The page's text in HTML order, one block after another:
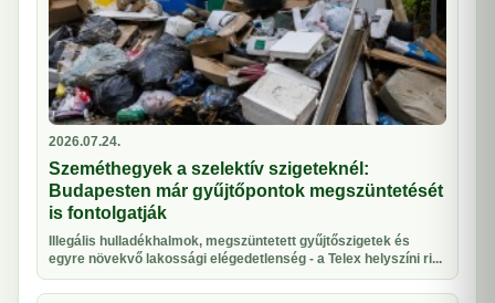
2026.07.24.
Szeméthegyek a szelektív szigeteknél:
Budapesten már gyűjtőpontok megszüntetését
is fontolgatják
Illegális hulladékhalmok, megszüntetett gyűjtőszigetek és
egyre növekvő lakossági elégedetlenség - a Telex helyszíni ri...